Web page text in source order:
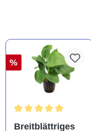
%
Breitblättriges